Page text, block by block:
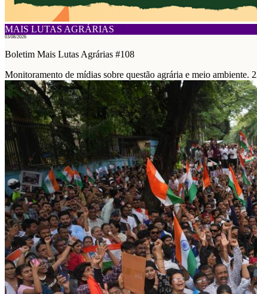
MAIS LUTAS AGRÁRIAS
03/08/2026
Boletim Mais Lutas Agrárias #108
Monitoramento de mídias sobre questão agrária e meio ambiente.